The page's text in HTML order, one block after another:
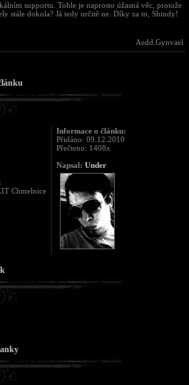
supportu. Tohle je naprosto úžasná věc, protože
stále dokola? Já tedy určitě ne. Díky za to, Shindy!
Aedd.Gynvael
článku
Chmelnice
Informace o článku:
Přidáno: 09.12.2010
Přečteno: 1408x
Napsal: Under
članky